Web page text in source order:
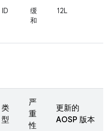
ID
缓
和
12L
类
型
严
重
性
更新的
AOSP 版本